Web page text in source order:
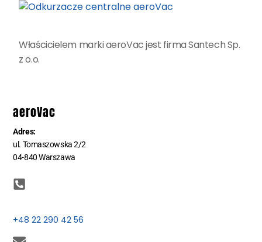
Właścicielem marki aeroVac jest firma Santech Sp.
z o.o.
aeroVac
Adres:
ul. Tomaszowska 2/2
04-840 Warszawa
+48 22 290 42 56